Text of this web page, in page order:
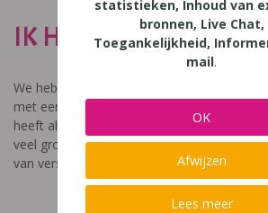
IK HEET NIET DOM
We hebben een video gemaakt die toont
met een leerstoornis. De film met als titel:
heeft als doel aan te tonen dat de impact
veel groter is dan enkel wat je ziet in de
van verschillende leerlingen en ouders.
statistieken, Inhoud van
bronnen, Live Chat,
Toegankelijkheid,
mail.
OK
Afwijzen
Lees meer